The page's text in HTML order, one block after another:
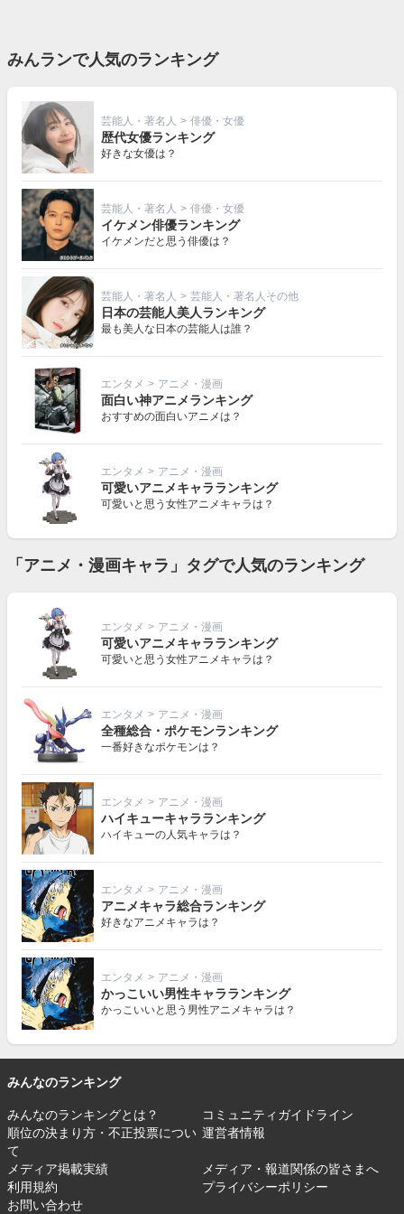
みんランで人気のランキング
芸能人・著名人 > 俳優・女優
歴代女優ランキング
好きな女優は？
芸能人・著名人 > 俳優・女優
イケメン俳優ランキング
イケメンだと思う俳優は？
芸能人・著名人 > 芸能人・著名人その他
日本の芸能人美人ランキング
最も美人な日本の芸能人は誰？
エンタメ > アニメ・漫画
面白い神アニメランキング
おすすめの面白いアニメは？
エンタメ > アニメ・漫画
可愛いアニメキャラランキング
可愛いと思う女性アニメキャラは？
「アニメ・漫画キャラ」タグで人気のランキング
エンタメ > アニメ・漫画
可愛いアニメキャラランキング
可愛いと思う女性アニメキャラは？
エンタメ > アニメ・漫画
全種総合・ポケモンランキング
一番好きなポケモンは？
エンタメ > アニメ・漫画
ハイキューキャラランキング
ハイキューの人気キャラは？
エンタメ > アニメ・漫画
アニメキャラ総合ランキング
好きなアニメキャラは？
エンタメ > アニメ・漫画
かっこいい男性キャラランキング
かっこいいと思う男性アニメキャラは？
みんなのランキング
みんなのランキングとは？
コミュニティガイドライン
順位の決まり方・不正投票につい
て
運営者情報
メディア掲載実績
メディア・報道関係の皆さまへ
利用規約
プライバシーポリシー
お問い合わせ